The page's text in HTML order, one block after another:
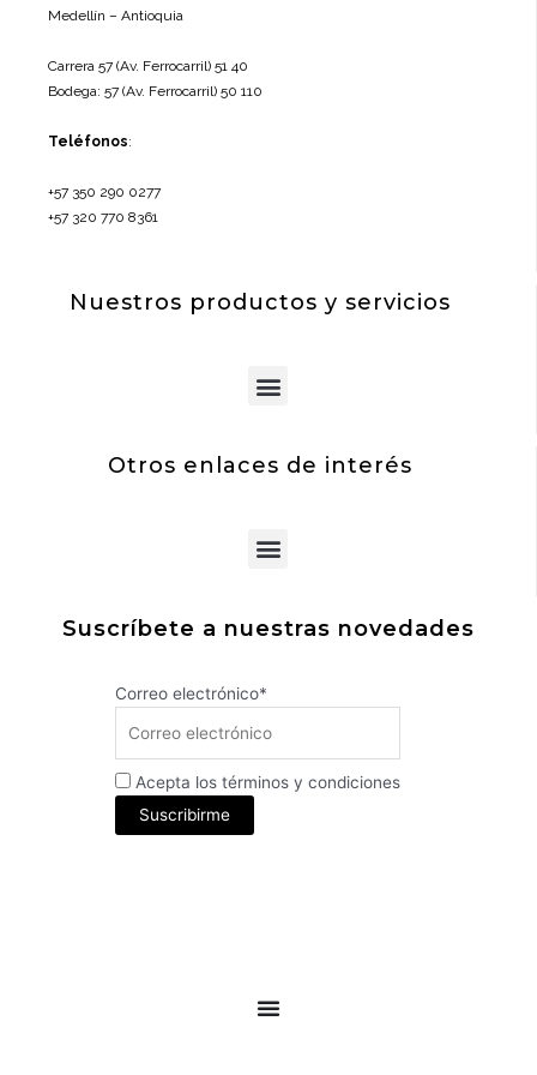
Medellín – Antioquia
Carrera 57 (Av. Ferrocarril) 51 40
Bodega: 57 (Av. Ferrocarril) 50 110
Teléfonos:
+57 350 290 0277
+57 320 770 8361
Nuestros productos y servicios
Menu
Otros enlaces de interés
Menu
Suscríbete a nuestras novedades
Correo electrónico*
Acepta los términos y condiciones